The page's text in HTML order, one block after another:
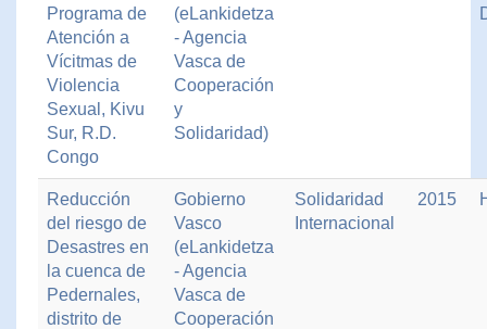
Programa de
Atención a
Vícitmas de
Violencia
Sexual, Kivu
Sur, R.D.
Congo
(eLankidetza
- Agencia
Vasca de
Cooperación
y
Solidaridad)
Reducción
del riesgo de
Desastres en
la cuenca de
Pedernales,
distrito de
Gobierno
Vasco
(eLankidetza
- Agencia
Vasca de
Cooperación
Solidaridad
Internacional
2015